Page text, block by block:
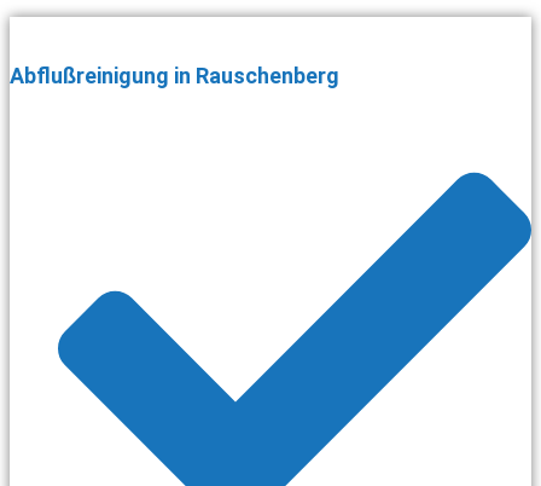
Abflußreinigung in Rauschenberg